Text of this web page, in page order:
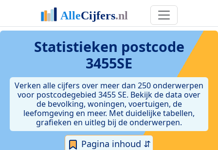
Statistieken postcode
3455SE
Verken alle cijfers over meer dan 250 onderwerpen
voor postcodegebied 3455 SE. Bekijk de data over
de bevolking, woningen, voertuigen, de
leefomgeving en meer. Met duidelijke tabellen,
grafieken en uitleg bij de onderwerpen.
Pagina inhoud ⇵